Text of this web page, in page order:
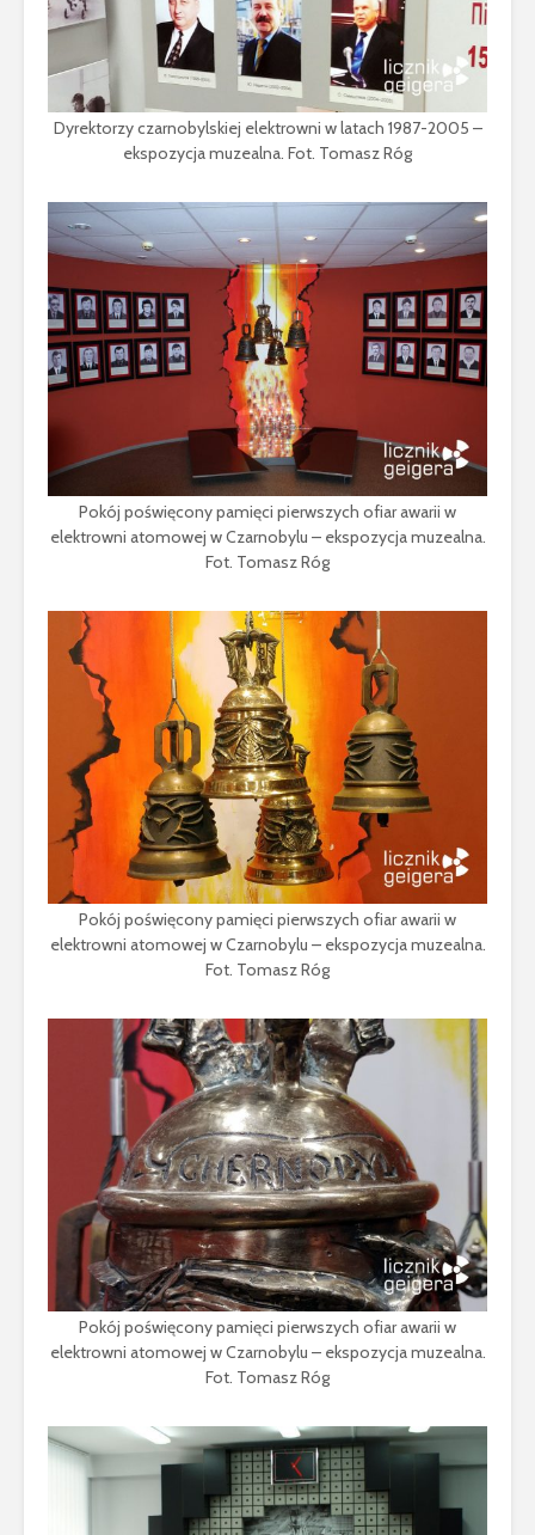
Dyrektorzy czarnobylskiej elektrowni w latach 1987-2005 –
ekspozycja muzealna. Fot. Tomasz Róg
Pokój poświęcony pamięci pierwszych ofiar awarii w
elektrowni atomowej w Czarnobylu – ekspozycja muzealna.
Fot. Tomasz Róg
Pokój poświęcony pamięci pierwszych ofiar awarii w
elektrowni atomowej w Czarnobylu – ekspozycja muzealna.
Fot. Tomasz Róg
Pokój poświęcony pamięci pierwszych ofiar awarii w
elektrowni atomowej w Czarnobylu – ekspozycja muzealna.
Fot. Tomasz Róg